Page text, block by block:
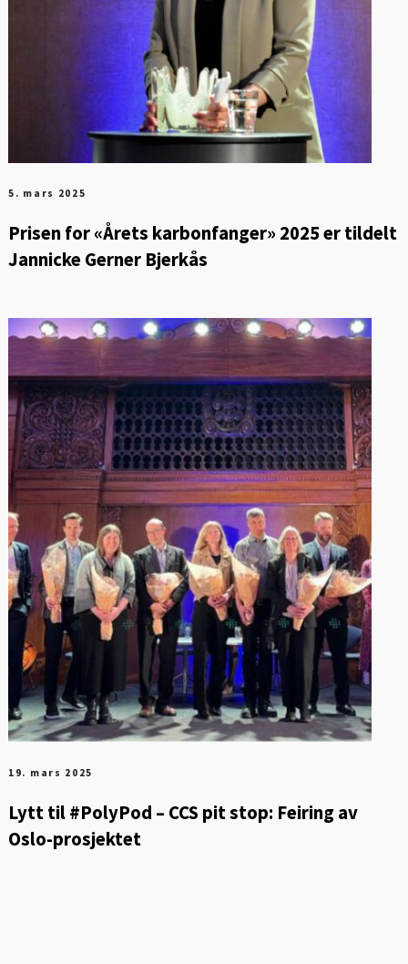
5. mars 2025
Prisen for «Årets karbonfanger» 2025 er tildelt
Jannicke Gerner Bjerkås
19. mars 2025
Lytt til #PolyPod – CCS pit stop: Feiring av
Oslo-prosjektet